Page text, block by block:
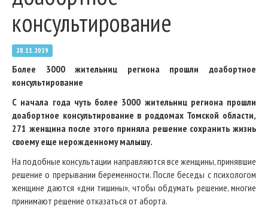
консультирование
28.11.2019
Более 3000 жительниц региона прошли доабортное
консультирование
С начала года чуть более 3000 жительниц региона прошли
доабортное консультирование в роддомах Томской области,
271 женщина после этого приняла решение сохранить жизнь
своему еще нерожденному малышу.
На подобные консультации направляются все женщины, принявшие
решение о прерывании беременности. После беседы с психологом
женщине даются «дни тишины», чтобы обдумать решение, многие
принимают решение отказаться от аборта.